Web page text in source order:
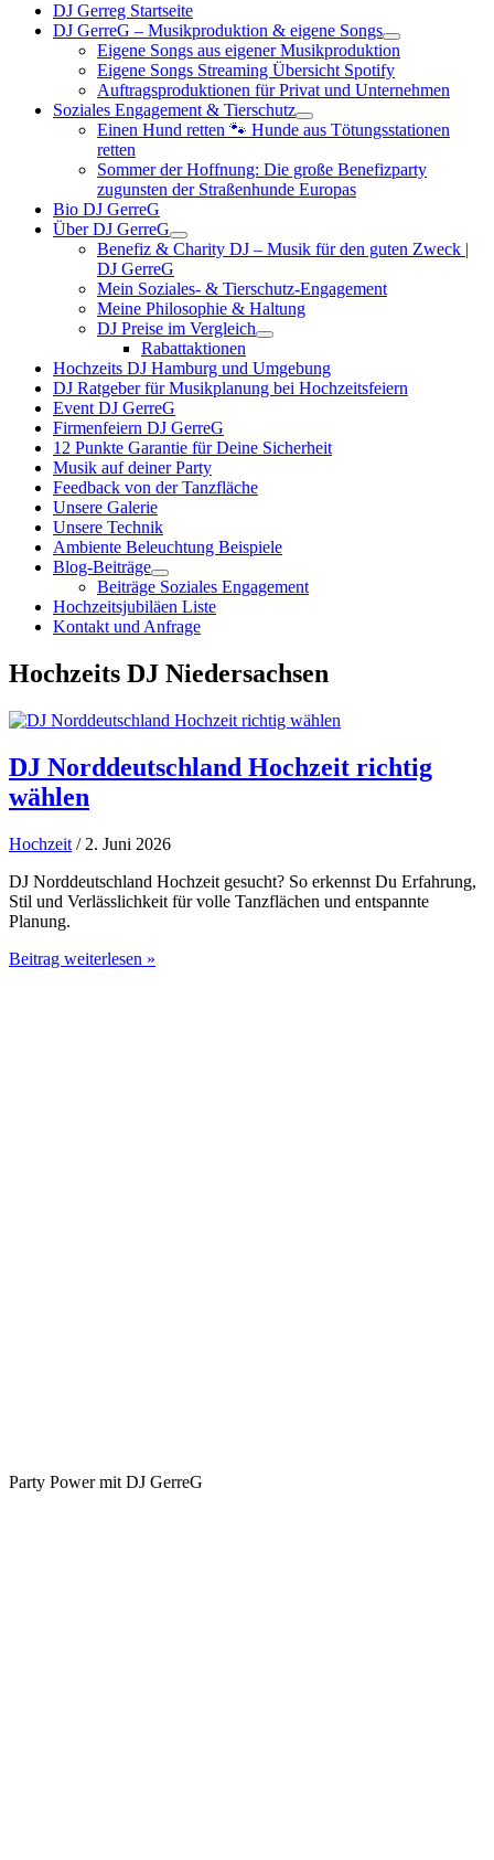
DJ Gerreg Startseite
DJ GerreG – Musikproduktion & eigene Songs
Eigene Songs aus eigener Musikproduktion
Eigene Songs Streaming Übersicht Spotify
Auftragsproduktionen für Privat und Unternehmen
Soziales Engagement & Tierschutz
Einen Hund retten 🐾 Hunde aus Tötungsstationen
retten
Sommer der Hoffnung: Die große Benefizparty
zugunsten der Straßenhunde Europas
Bio DJ GerreG
Über DJ GerreG
Benefiz & Charity DJ – Musik für den guten Zweck |
DJ GerreG
Mein Soziales- & Tierschutz-Engagement
Meine Philosophie & Haltung
DJ Preise im Vergleich
Rabattaktionen
Hochzeits DJ Hamburg und Umgebung
DJ Ratgeber für Musikplanung bei Hochzeitsfeiern
Event DJ GerreG
Firmenfeiern DJ GerreG
12 Punkte Garantie für Deine Sicherheit
Musik auf deiner Party
Feedback von der Tanzfläche
Unsere Galerie
Unsere Technik
Ambiente Beleuchtung Beispiele
Blog-Beiträge
Beiträge Soziales Engagement
Hochzeitsjubiläen Liste
Kontakt und Anfrage
Hochzeits DJ Niedersachsen
DJ Norddeutschland Hochzeit richtig
wählen
Hochzeit / 2. Juni 2026
DJ Norddeutschland Hochzeit gesucht? So erkennst Du Erfahrung,
Stil und Verlässlichkeit für volle Tanzflächen und entspannte
Planung.
DJ
Beitrag weiterlesen »
Party Power mit DJ GerreG